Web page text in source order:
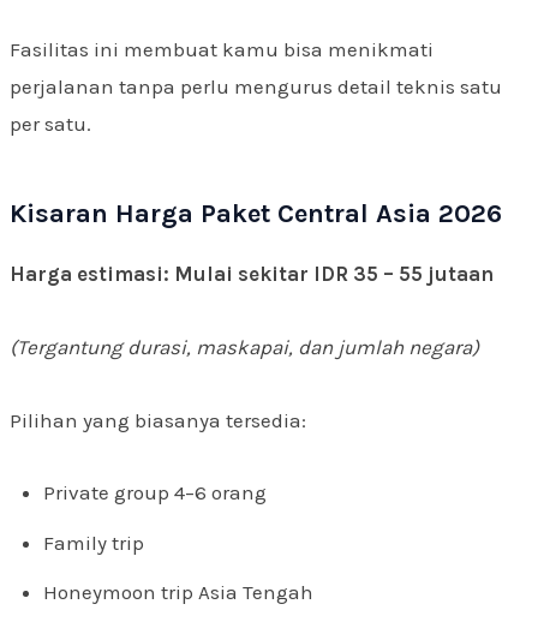
Fasilitas ini membuat kamu bisa menikmati
perjalanan tanpa perlu mengurus detail teknis satu
per satu.
Kisaran Harga Paket Central Asia 2026
Harga estimasi: Mulai sekitar IDR 35 – 55 jutaan
(Tergantung durasi, maskapai, dan jumlah negara)
Pilihan yang biasanya tersedia:
Private group 4–6 orang
Family trip
Honeymoon trip Asia Tengah